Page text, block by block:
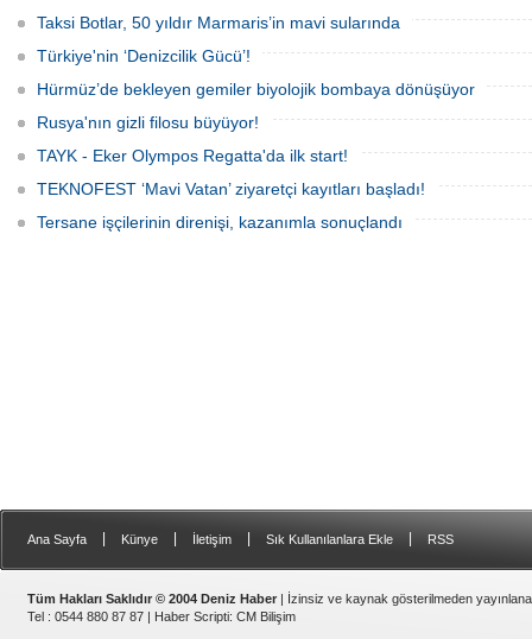
Taksi Botlar, 50 yıldır Marmaris’in mavi sularında
Türkiye'nin ‘Denizcilik Gücü’!
Hürmüz’de bekleyen gemiler biyolojik bombaya dönüşüyor
Rusya'nın gizli filosu büyüyor!
TAYK - Eker Olympos Regatta'da ilk start!
TEKNOFEST ‘Mavi Vatan’ ziyaretçi kayıtları başladı!
Tersane işçilerinin direnişi, kazanımla sonuçlandı
Ana Sayfa Künye İletişim Sık Kullanılanlara Ekle RSS
Tüm Hakları Saklıdır © 2004 Deniz Haber | İzinsiz ve kaynak gösterilmeden
Tel : 0544 880 87 87 | Haber Scripti: CM Bilişim